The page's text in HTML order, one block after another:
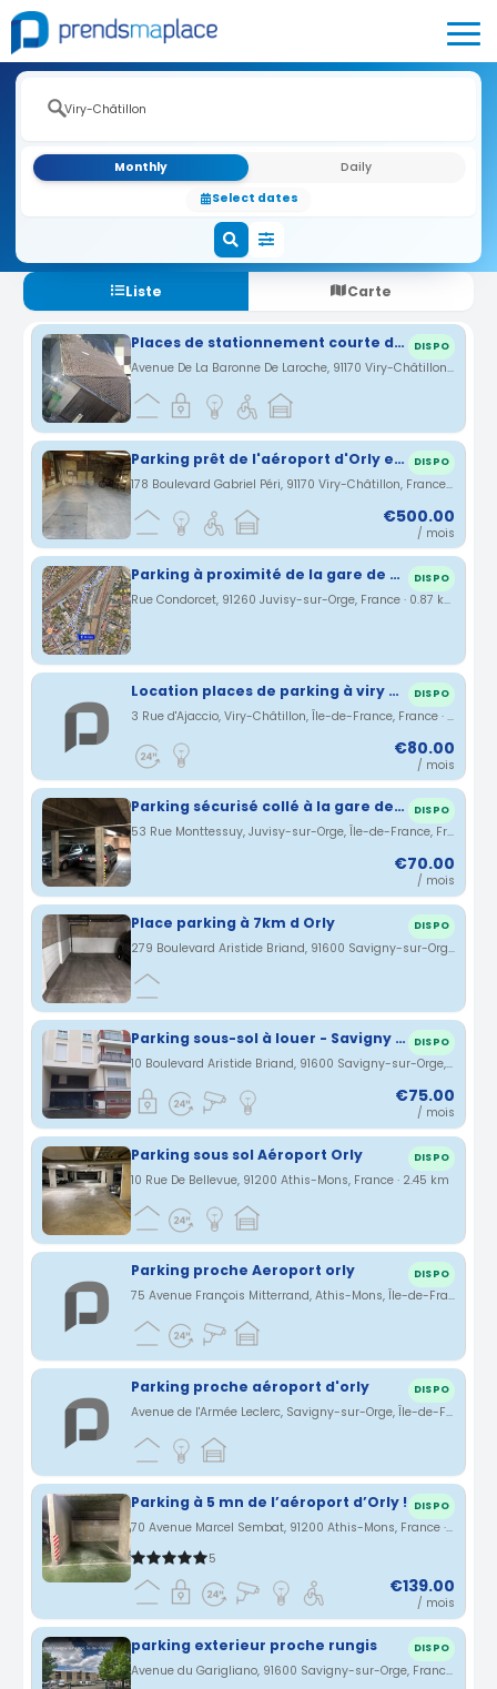
Monthly
Daily
Select dates
Liste Carte
Places de stationnement courte durée DISPO
Avenue De La Baronne De Laroche, 91170 Viry-Châtillon, France · 0.44 km
Parking prêt de l'aéroport d'Orly et Gare de Juvisy DISPO
178 Boulevard Gabriel Péri, 91170 Viry-Châtillon, France · 0.67 km
€500.00
/ mois
Parking à proximité de la gare de Juvisy DISPO
Rue Condorcet, 91260 Juvisy-sur-Orge, France · 0.87 km
Location places de parking à viry Châtillon 3 rue Ajaccio DISPO
3 Rue d'Ajaccio, Viry-Châtillon, Île-de-France, France · 1.19 km
€80.00
/ mois
Parking sécurisé collé à la gare de Juvisy s/Orge DISPO
53 Rue Monttessuy, Juvisy-sur-Orge, Île-de-France, France · 1.36 km
€70.00
/ mois
Place parking à 7km d Orly DISPO
279 Boulevard Aristide Briand, 91600 Savigny-sur-Orge, France · 1.75 km
Parking sous-sol à louer - Savigny Sur Orge DISPO
10 Boulevard Aristide Briand, 91600 Savigny-sur-Orge, France · 2.35 km
€75.00
/ mois
Parking sous sol Aéroport Orly DISPO
10 Rue De Bellevue, 91200 Athis-Mons, France · 2.45 km
Parking proche Aeroport orly DISPO
75 Avenue François Mitterrand, Athis-Mons, Île-de-France, France · 2.92 km
Parking proche aéroport d'orly DISPO
Avenue de l'Armée Leclerc, Savigny-sur-Orge, Île-de-France, France · 2.95 km
Parking à 5 mn de l’aéroport d’Orly ! DISPO
70 Avenue Marcel Sembat, 91200 Athis-Mons, France · 3.37 km
5
€139.00
/ mois
parking exterieur proche rungis DISPO
Avenue du Garigliano, 91600 Savigny-sur-Orge, France · 3.39 km